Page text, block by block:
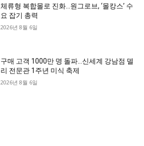
체류형 복합몰로 진화…원그로브, ‘몰캉스’ 수
요 잡기 총력
2026년 8월 6일
구매 고객 1000만 명 돌파…신세계 강남점 델
리 전문관 1주년 미식 축제
2026년 8월 6일